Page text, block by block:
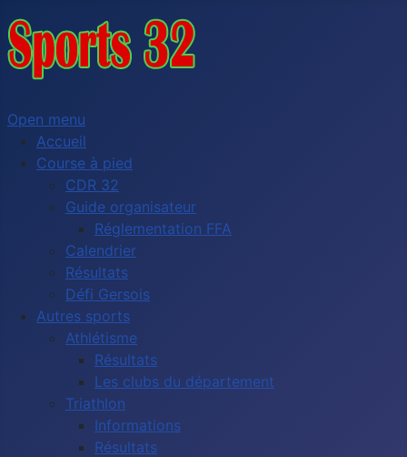
Open menu
Accueil
Course à pied
CDR 32
Guide organisateur
Réglementation FFA
Calendrier
Résultats
Défi Gersois
Autres sports
Athlétisme
Résultats
Les clubs du département
Triathlon
Informations
Résultats